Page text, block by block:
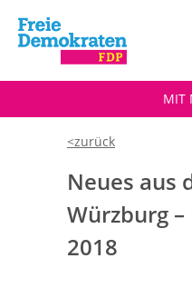
MIT
Neues aus
Würzburg
2018